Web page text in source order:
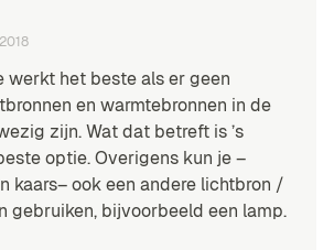
werkt het beste als er geen
en warmtebronnen in de
zijn. Wat dat betreft is ’s
optie. Overigens kun je –
kaars– ook een andere lichtbron /
gebruiken, bijvoorbeeld een lamp.